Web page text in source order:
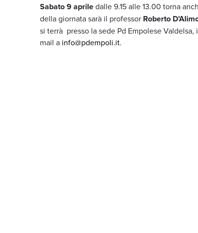
Sabato 9 apriledalle 9.15 alle 13.00 torna
della giornata sarà il professor Roberto
si terrà presso la sede Pd Empolese Valdelsa,
mail a info@pdempoli.it.